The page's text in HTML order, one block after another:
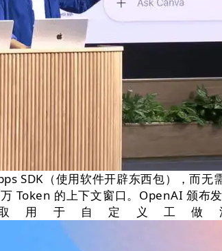
SDK（使用软件开辟东西包），而
Token 的上下文窗口。OpenAI 颁布
用于自定义工